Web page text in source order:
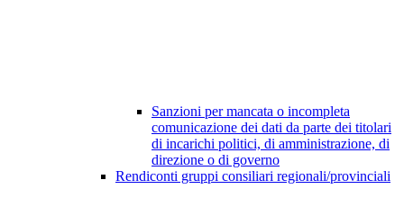
Sanzioni per mancata o incompleta
comunicazione dei dati da parte dei titolari
di incarichi politici, di amministrazione, di
direzione o di governo
Rendiconti gruppi consiliari regionali/provinciali